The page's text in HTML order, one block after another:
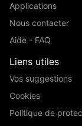
Applications
Nous contacter
Aide - FAQ
Liens utiles
Vos suggestions
Cookies
Politique de